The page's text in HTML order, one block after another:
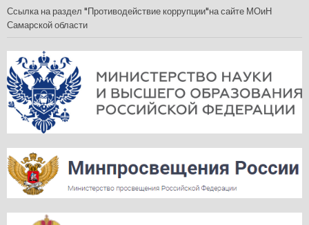
Ссылка на раздел "Противодействие коррупции"на сайте МОиН
Самарской области